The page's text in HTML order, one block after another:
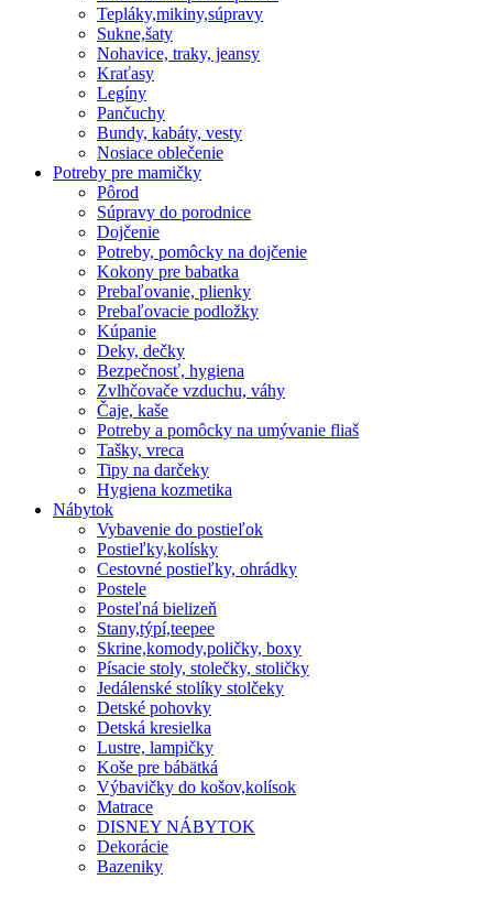
Tepláky,mikiny,súpravy
Sukne,šaty
Nohavice, traky, jeansy
Kraťasy
Legíny
Pančuchy
Bundy, kabáty, vesty
Nosiace oblečenie
Potreby pre mamičky
Pôrod
Súpravy do porodnice
Dojčenie
Potreby, pomôcky na dojčenie
Kokony pre babatka
Prebaľovanie, plienky
Prebaľovacie podložky
Kúpanie
Deky, dečky
Bezpečnosť, hygiena
Zvlhčovače vzduchu, váhy
Čaje, kaše
Potreby a pomôcky na umývanie fliaš
Tašky, vreca
Tipy na darčeky
Hygiena kozmetika
Nábytok
Vybavenie do postieľok
Postieľky,kolísky
Cestovné postieľky, ohrádky
Postele
Posteľná bielizeň
Stany,týpí,teepee
Skrine,komody,poličky, boxy
Písacie stoly, stolečky, stoličky
Jedálenské stolíky stolčeky
Detské pohovky
Detská kresielka
Lustre, lampičky
Koše pre bábätká
Výbavičky do košov,kolísok
Matrace
DISNEY NÁBYTOK
Dekorácie
Bazeniky